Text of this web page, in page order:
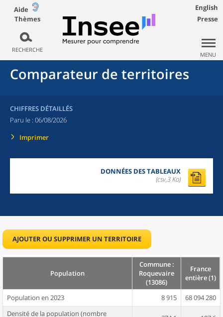
Aide
Thèmes
RECHERCHE
English
Presse
MENU
Comparateur de territoires
CHIFFRES DÉTAILLÉS
Paru le : 06/08/2026
Imprimer
DONNÉES DES TABLEAUX
(csv,3 Ko)
AJOUTER OU SUPPRIMER UN TERRITOIRE
Population
Commune :
Roquevaire
(13086)
France
entière (1)
Population en 2023 8 915
68 094 280
Densité de la population (nombre